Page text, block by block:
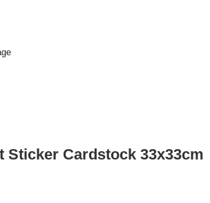
Sticker Cardstock 33x33cm